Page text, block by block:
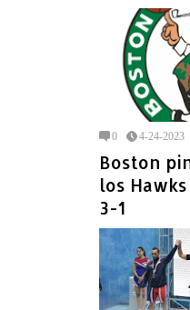
0 4-24-2023
Boston
los
3-1